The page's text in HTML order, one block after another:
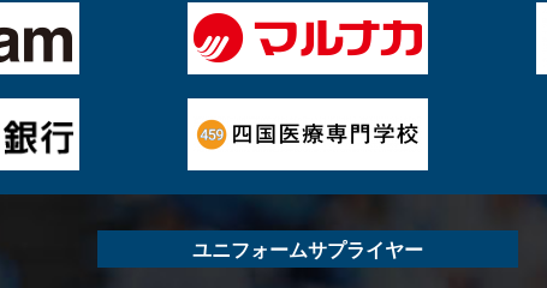
ユニフォームサプライヤー